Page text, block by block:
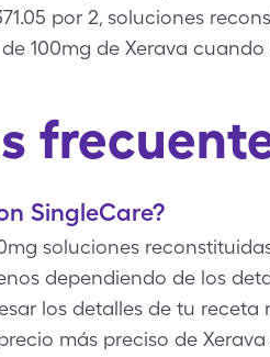
por 2, soluciones
100mg de Xerava
SingleCare?
soluciones
dependiendo de los
los detalles de tu
más preciso de